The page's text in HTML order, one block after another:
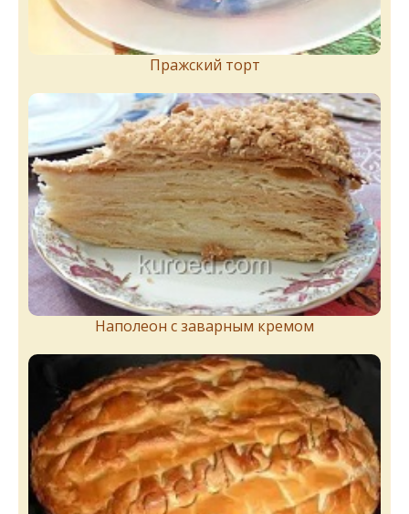
Пражский торт
Наполеон с заварным кремом